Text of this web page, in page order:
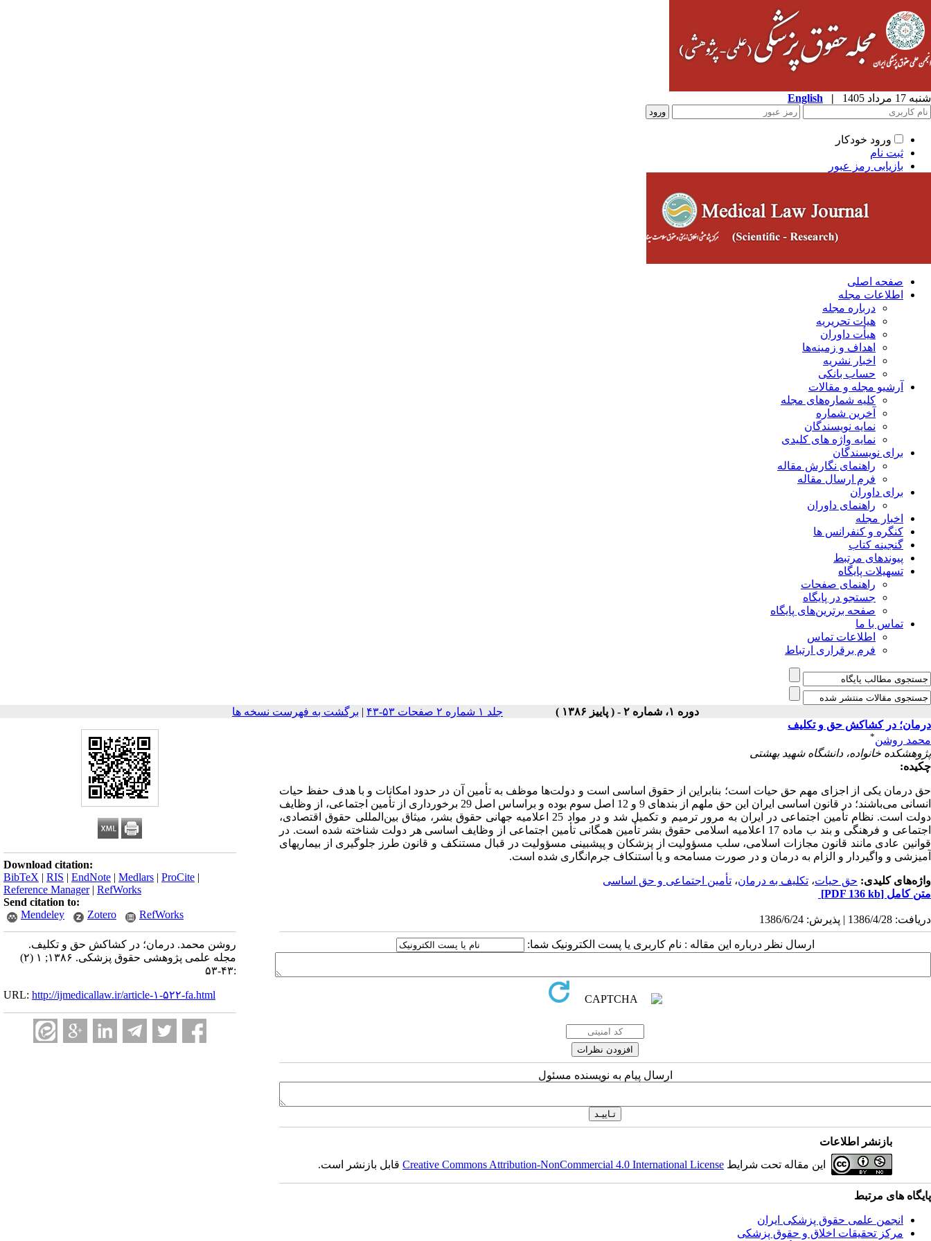
شنبه 17 مرداد 1405 |
English
ورود خودکار
ثبت نام
بازیابی رمز عبور
صفحه اصلی
اطلاعات مجله
درباره مجله
هیات تحریریه
هیأت داوران
اهداف و زمینه‌ها
اخبار نشریه
حساب بانکی
آرشیو مجله و مقالات
کلیه شماره‌های مجله
آخرین شماره
نمایه نویسندگان
نمایه واژه های کلیدی
برای نویسندگان
راهنمای نگارش مقاله
فرم ارسال مقاله
برای داوران
راهنمای داوران
اخبار مجله
کنگره و کنفرانس ها
گنجینه کتاب
پیوندهای مرتبط
تسهیلات پایگاه
راهنمای صفحات
جستجو در پایگاه
صفحه برترین‌های پایگاه
تماس با ما
اطلاعات تماس
فرم برقراری ارتباط
دوره ۱، شماره ۲ - ( پاییز ۱۳۸۶ ) جلد ۱ شماره ۲ صفحات ۵۳-۴۳ | برگشت به فهرست نسخه ها
Download citation:
BibTeX | RIS | EndNote | Medlars | ProCite |
Reference Manager| RefWorks
Send citation to:
Mendeley
Zotero RefWorks
روشن محمد. درمان؛ در کشاکش حق و تکلیف.
مجله علمی پژوهشی حقوق پزشکی. ۱۳۸۶; ۱ (۲)
:۴۳-۵۳
URL: http://ijmedicallaw.ir/article-۱-۵۲۲-fa.html
درمان؛ در کشاکش حق و تکلیف
محمد روشن*
پژوهشکده خانواده، دانشگاه شهید بهشتی
چکیده:
حق درمان یکی از اجزای مهم حق حیات است؛ بنابراین از حقوق اساسی است و دولت‌ها موظف به تأمین آن در حدود امکانات و با هدف حفظ حیات
انسانی می‌باشند؛ در قانون اساسی ایران این حق ملهم از بندهای 9 و 12 اصل سوم بوده و براساس اصل 29 برخورداری از تأمین اجتماعی، از وظایف
دولت است. نظام تأمین اجتماعی در ایران به مرور ترمیم و تکمیل شد و در مواد 25 اعلامیه جهانی حقوق بشر، میثاق بین‌المللی حقوق اقتصادی،
اجتماعی و فرهنگی و بند ب ماده 17 اعلامیه اسلامی حقوق بشر تأمین همگانی تأمین اجتماعی از وظایف اساسی هر دولت شناخته شده است. در
قوانین عادی مانند قانون مجازات اسلامی، سلب مسؤولیت از پزشکان و پیش­بینی مسؤولیت در قبال مستنکف و قانون طرز جلوگیری از بیماری­های
آمیزشی و واگیردار و الزام به درمان و در صورت مسامحه و یا استنکاف جرم‌انگاری شده است.
واژه‌های کلیدی: حق حیات، تکلیف به درمان، تأمین اجتماعی و حق اساسی
متن کامل [PDF 136 kb]
دریافت: 1386/4/28 | پذیرش: 1386/6/24
ارسال نظر درباره این مقاله : نام کاربری یا پست الکترونیک شما:
ارسال پیام به نویسنده مسئول
بازنشر اطلاعات
این مقاله تحت شرایط Creative Commons Attribution-NonCommercial 4.0 International Licenseقابل بازنشر است.
پایگاه های مرتبط
انجمن علمی حقوق پزشکی ایران
مرکز تحقیقات اخلاق و حقوق پزشکی